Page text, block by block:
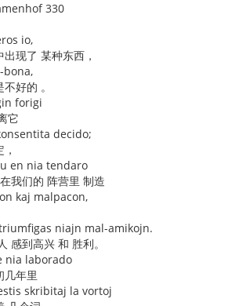
330
io,
现了 某种东西，
bona,
好的 。
forigi
它
decido;
en nia tendaro
我们的 阵营里 制造
kaj malpacon,
niajn mal-amikojn.
感到高兴 和 胜利。
nia laborado
几年里
skribitaj la vortoj